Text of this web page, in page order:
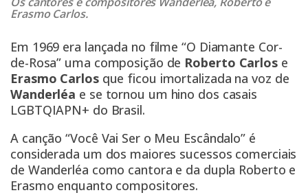
Erasmo Carlos.
Em 1969 era lançada no filme “O Diamante Cor-
de-Rosa” uma composição de Roberto Carlos e
Erasmo Carlosque ficou imortalizada na voz de
Wanderléa e se tornou um hino dos casais
LGBTQIAPN+ do Brasil.
A canção “Você Vai Ser o Meu Escândalo” é
considerada um dos maiores sucessos comerciais
de Wanderléa como cantora e da dupla Roberto e
Erasmo enquanto compositores.